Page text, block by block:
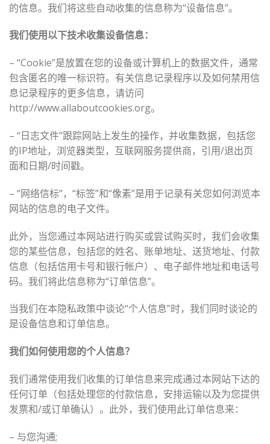
的信息。我们将这些自动收集的信息称为“设备信息”。
我们使用以下技术收集设备信息：
– “Cookie”是放置在您的设备或计算机上的数据文件，通常
包含匿名的唯一标识符。有关信息记录程序以及如何禁用信
息记录程序的更多信息，请访问
http://www.allaboutcookies.org。
– “日志文件”跟踪网站上发生的操作，并收集数据，包括您
的IP地址，浏览器类型，互联网服务提供商，引用/退出页
面和日期/时间戳。
– “网络信标”，“标签”和“像素”是用于记录有关您如何浏览本
网站的信息的电子文件。
此外，当您通过本网站进行购买或尝试购买时，我们会收集
您的某些信息，包括您的姓名、账单地址、送货地址、付款
信息（包括信用卡号和银行帐户）、电子邮件地址和电话号
码。我们将此信息称为“订单信息”。
当我们在本隐私政策中谈论“个人信息”时，我们同时谈论的
是设备信息和订单信息。
我们如何使用您的个人信息？
我们通常使用我们收集的订单信息来完成通过本网站下达的
任何订单（包括处理您的付款信息，安排运输以及为您提供
发票和/或订单确认）。此外，我们使用此订单信息来：
– 与您沟通;